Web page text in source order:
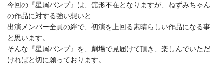
今回の『星屑バンプ』は、舘形不在となりますが、ねずみちゃん
の作品に対する強い想いと
出演メンバー全員の絆で、初演を上回る素晴らしい作品になる事
と思います。
そんな『星屑バンプ』を、劇場で見届けて頂き、楽しんでいただ
ければと切に願っております。